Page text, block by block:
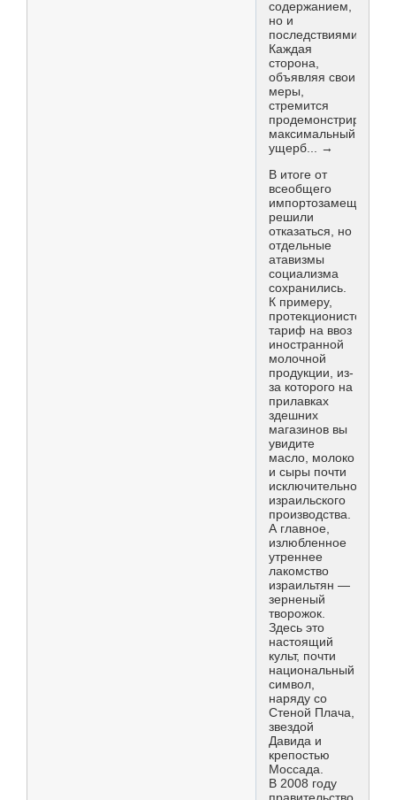
содержанием,
но и
последствиями.
Каждая
сторона,
объявляя свои
меры,
стремится
продемонстрировать
максимальный
ущерб... →
В итоге от
всеобщего
импортозамещения
решили
отказаться, но
отдельные
атавизмы
социализма
сохранились.
К примеру,
протекционистский
тариф на ввоз
иностранной
молочной
продукции, из-
за которого на
прилавках
здешних
магазинов вы
увидите
масло, молоко
и сыры почти
исключительно
израильского
производства.
А главное,
излюбленное
утреннее
лакомство
израильтян —
зерненый
творожок.
Здесь это
настоящий
культ, почти
национальный
символ,
наряду со
Стеной Плача,
звездой
Давида и
крепостью
Моссада.
В 2008 году
правительство